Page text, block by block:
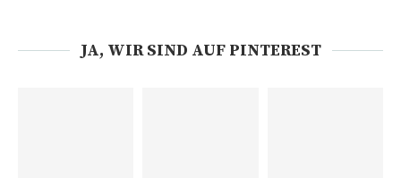
JA, WIR SIND AUF PINTEREST